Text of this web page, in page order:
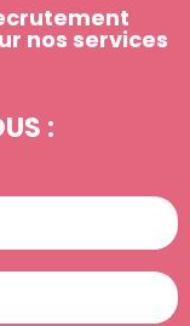
nos services
: